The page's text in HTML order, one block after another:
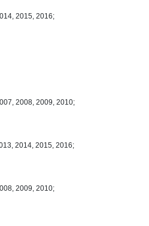
2015, 2016;
2008, 2009, 2010;
2014, 2015, 2016;
2009, 2010;